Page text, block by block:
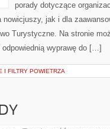
porady dotyczące
nowicjuszy, jak i dla
Turystyczne. Na stronie
wyprawę do […]
I FILTRY POWIETRZA